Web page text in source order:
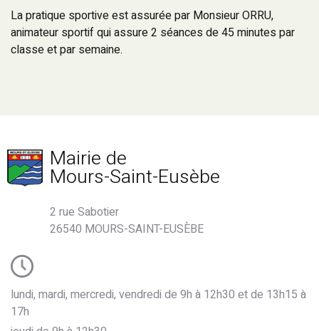
La pratique sportive est assurée par Monsieur ORRU,
animateur sportif qui assure 2 séances de 45 minutes par
classe et par semaine.
Mairie de
Mours-Saint-Eusèbe
2 rue Sabotier
26540 MOURS-SAINT-EUSÈBE
lundi, mardi, mercredi, vendredi de 9h à 12h30 et de 13h15 à
17h